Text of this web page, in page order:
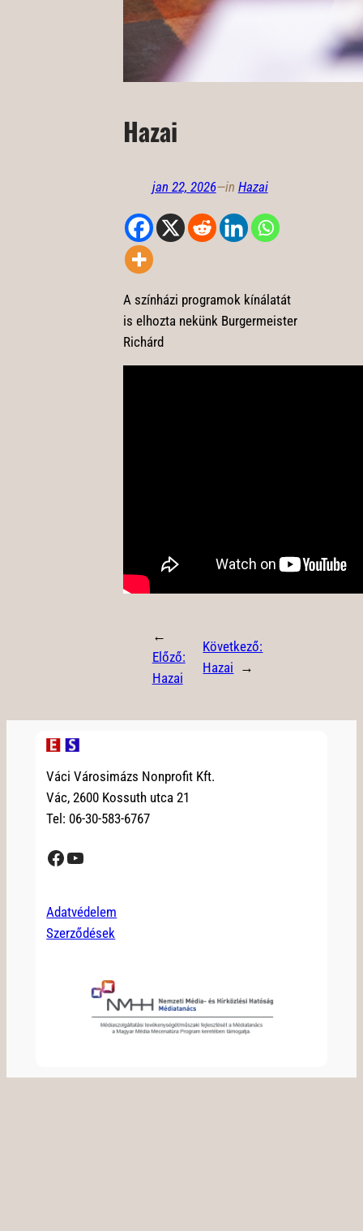
Hazai
jan 22, 2026—in Hazai
A színházi programok kínálatát
is elhozta nekünk Burgermeister
Richárd
←
Előző:
Hazai
Következő:
Hazai →
Váci Városimázs Nonprofit Kft.
Vác, 2600 Kossuth utca 21
Tel: 06-30-583-6767
Facebook YouTube
Adatvédelem
Szerződések